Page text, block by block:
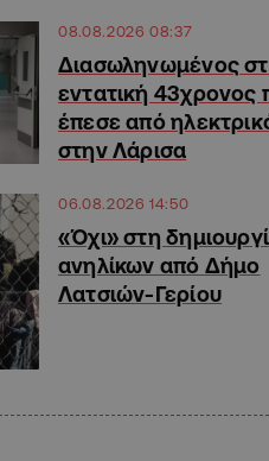
08.08.2026 08:37
Διασωληνωμένος
εντατική 43χρονος
έπεσε από
στην Λάρισα
06.08.2026 14:50
«Όχι» στη
ανηλίκων από Δήμο
Λατσιών-Γερίου